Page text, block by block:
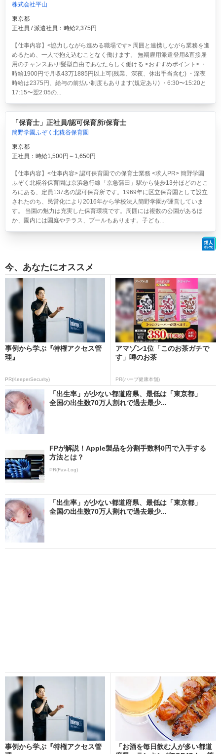
株式会社平山
東京都
正社員 / 派遣社員：時給2,375円
【仕事内容】<協力しながら進める職場です> 周囲と連携しながら業務を進
めるため、一人で抱え込むことなく働けます。 無期雇用派遣登用&直接雇
用のチャンスあり!髪型自由であなたらしく働ける <おすすめポイント> ・
時給1900円で月収43万1885円以上可(残業、深夜、休出手当含む) ・深夜
時給は2375円、給与の前払い制度もあります(規定あり) ・6:30〜15:20と
17:15〜翌2:05の...
「保育士」正社員/認可保育所/保育士
簡野学園ふぞく北糀谷保育園
東京都
正社員：時給1,500円～1,650円
【仕事内容】<仕事内容> 認可保育園での保育士業務 <求人PR> 簡野学園
ふぞく北糀谷保育園は京浜急行線「京急蒲田」駅から徒歩13分ほどのとこ
ろにある、定員137名の認可保育所です。1969年に区立保育園として設立
されたのち、民営化により2016年から学校法人簡野学園が運営していま
す。 当園の魅力は充実した保育環境です。周囲には複数の公園があるほ
か、園内には園庭やテラス、プールもあります。子ども...
今、あなたにオススメ
事例から学ぶ『特権アクセス管
理』
PR(KeeperSecurity)
アマゾン1位「このお茶ガチで
す」噂のお茶
PR(ハーブ健康本舗)
「出生率」が少ない都道府県、最低は「東京都」
全国の出生数70万人割れで過去最少...
FPが解説！Apple製品を分割手数料0円で入手する
方法とは？
PR(Fav-Log)
「出生率」が少ない都道府県、最低は「東京都」
全国の出生数70万人割れで過去最少...
事例から学ぶ『特権アクセス管
「お酒を毎日飲む人が多い都道